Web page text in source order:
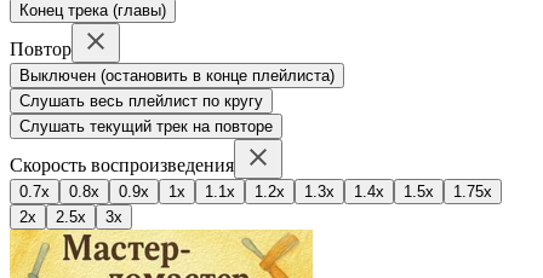
Конец трека (главы)
Повтор
Выключен (остановить в конце плейлиста)
Слушать весь плейлист по кругу
Слушать текущий трек на повторе
Скорость воспроизведения
0.7x 0.8x 0.9x 1x 1.1x 1.2x 1.3x 1.4x 1.5x
1.75x
2x
2.5x 3x